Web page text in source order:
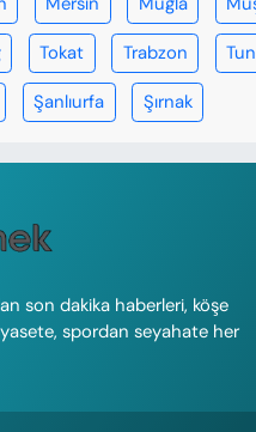
Tokat Trabzon
Şanlıurfa Şırnak
son dakika haberleri, köşe
spordan seyahate her